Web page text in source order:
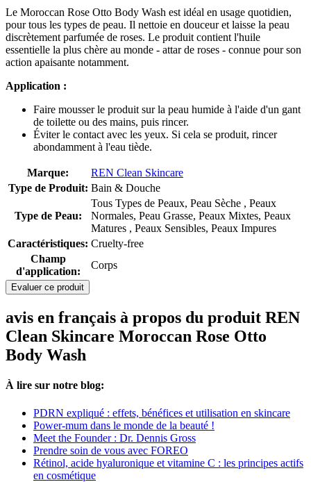
Le Moroccan Rose Otto Body Wash est idéal en usage quotidien,
pour tous les types de peau. Il nettoie en douceur et laisse la peau
discrètement parfumée de roses. Le produit contient l'huile
essentielle la plus chère au monde - attar de roses - connue pour son
action apaisante notamment.
Application :
Faire mousser le produit sur la peau humide à l'aide d'un gant
de toilette ou des mains, puis rincer.
Éviter le contact avec les yeux. Si cela se produit, rincer
abondamment à l'eau tiède.
Marque:
REN Clean Skincare
Type de Produit: Bain & Douche
Type de Peau:
Tous Types de Peaux, Peau Sèche , Peaux
Normales, Peau Grasse, Peaux Mixtes, Peaux
Matures , Peaux Sensibles, Peaux Impures
Caractéristiques: Cruelty-free
Champ
d'application:
Corps
Evaluer ce produit
avis en français à propos du produit REN
Clean Skincare Moroccan Rose Otto
Body Wash
À lire sur notre blog:
PDRN expliqué : effets, bénéfices et utilisation en skincare
Power-mum dans le monde de la beauté !
Meet the Founder : Dr. Dennis Gross
Prendre soin de vous avec FOREO
Rétinol, acide hyaluronique et vitamine C : les principes actifs
en cosmétique